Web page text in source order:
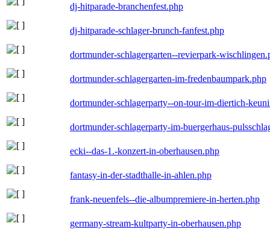
dj-hitparade-branchenfest.php
dj-hitparade-schlager-brunch-fanfest.php
dortmunder-schlagergarten--revierpark-
dortmunder-schlagergarten-im-fredenbaumpark.php
dortmunder-schlagerparty--on-tour-im-diertich-
dortmunder-schlagerparty-im-buergerhaus-
ecki--das-1.-konzert-in-oberhausen.php
fantasy-in-der-stadthalle-in-ahlen.php
frank-neuenfels--die-albumpremiere-in-herten.php
germany-stream-kultparty-in-oberhausen.php